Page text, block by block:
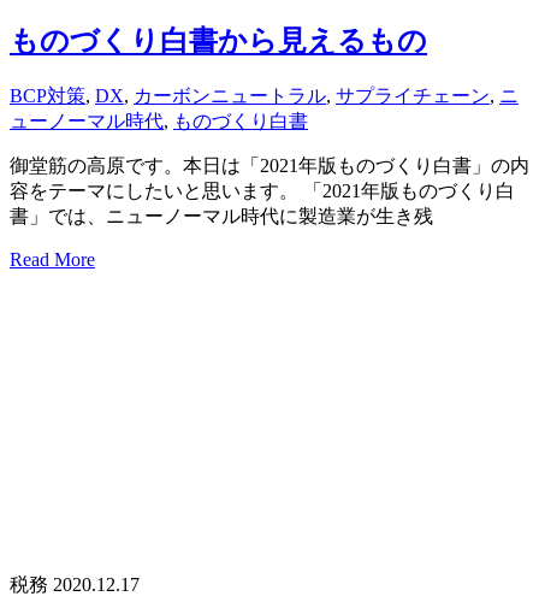
ものづくり白書から見えるもの
BCP対策, DX, カーボンニュートラル, サプライチェーン, ニ
ューノーマル時代, ものづくり白書
御堂筋の高原です。本日は「2021年版ものづくり白書」の内
容をテーマにしたいと思います。 「2021年版ものづくり白
書」では、ニューノーマル時代に製造業が生き残
Read More
税務 2020.12.17